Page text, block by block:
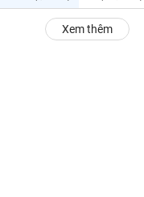
Xem thêm